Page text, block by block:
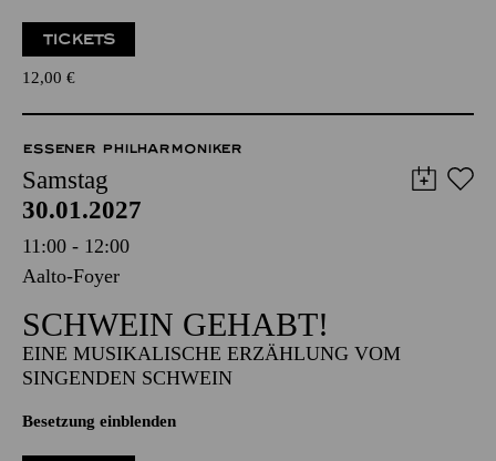
TICKETS
12,00 €
ESSENER PHILHARMONIKER
Samstag
30.01.2027
11:00 - 12:00
Aalto-Foyer
SCHWEIN GEHABT!
EINE MUSIKALISCHE ERZÄHLUNG VOM
SINGENDEN SCHWEIN
Besetzung einblenden